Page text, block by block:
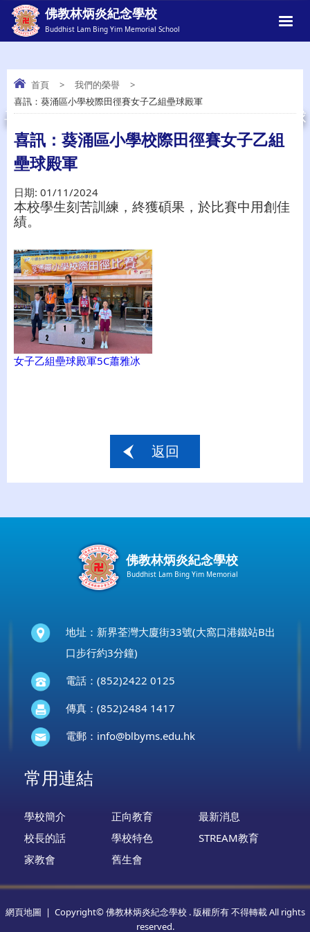
佛教林炳炎紀念學校
Buddhist Lam Bing Yim Memorial School
喜訊：葵涌區小學校際田徑賽女子乙組壘球
殿軍
首頁 > 我們的榮譽
>
喜訊：葵涌區小學校際田徑賽女子乙組壘球殿軍
喜訊：葵涌區小學校際田徑賽女子乙組
壘球殿軍
日期: 01/11/2024
本校學生刻苦訓練，終獲碩果，於比賽中用創佳
績。
女子乙組壘球殿軍5C蕭雅冰
返回
佛教林炳炎紀念學校
Buddhist Lam Bing Yim Memorial
地址：新界荃灣大廈街33號(大窩口港鐵站B出
口步行約3分鐘)
電話：(852)2422 0125
傳真：(852)2484 1417
電郵： info@blbyms.edu.hk
常用連結
學校簡介 正向教育
最新消息
校長的話
學校特色
STREAM教育
家教會
舊生會
網頁地圖 | Copyright© 佛教林炳炎紀念學校 . 版權所有 不得轉載 All rights
reserved.